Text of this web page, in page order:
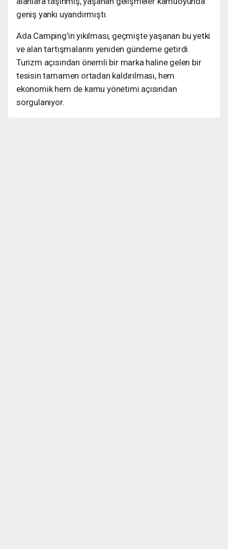
geniş yankı uyandırmıştı.
Ada Camping’in yıkılması, geçmişte yaşanan bu yetki
ve alan tartışmalarını yeniden gündeme getirdi.
Turizm açısından önemli bir marka haline gelen bir
tesisin tamamen ortadan kaldırılması, hem
ekonomik hem de kamu yönetimi açısından
sorgulanıyor.